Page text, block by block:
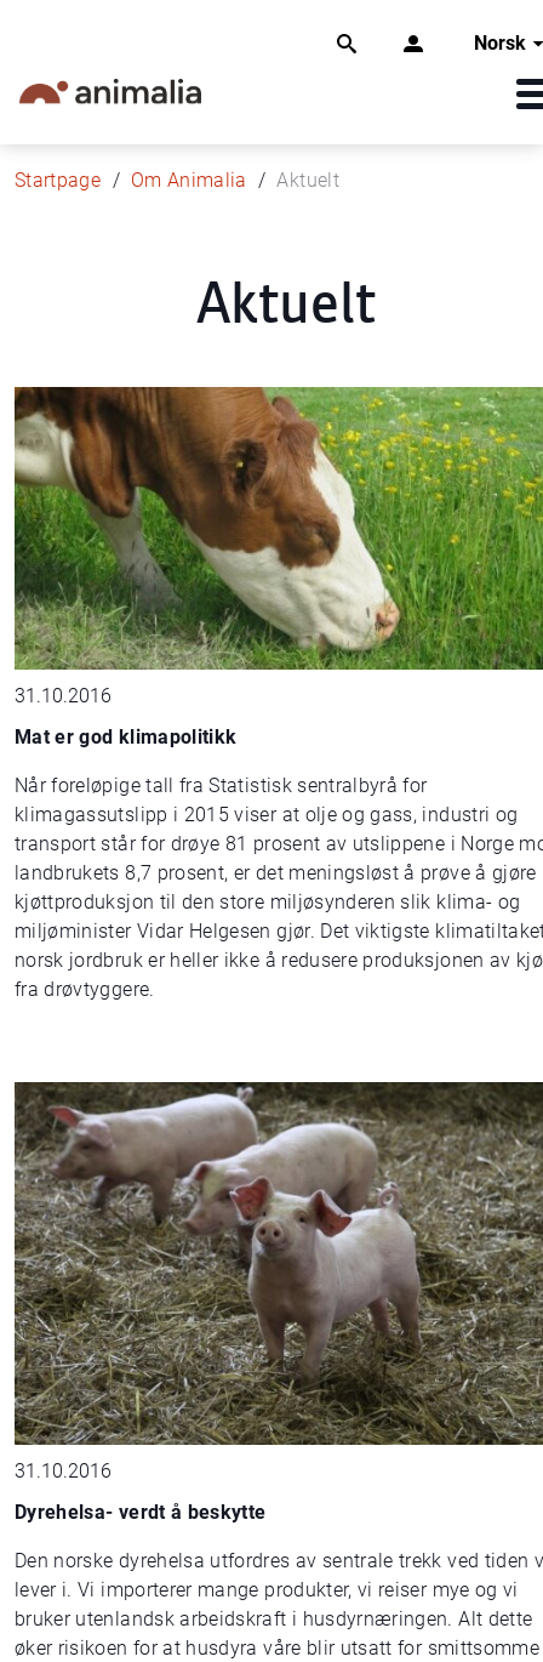
Norsk
Startpage Om Animalia Aktuelt
Aktuelt
31.10.2016
Mat er god klimapolitikk
Når foreløpige tall fra Statistisk sentralbyrå for
klimagassutslipp i 2015 viser at olje og gass, industri og
transport står for drøye 81 prosent av utslippene i Norge
landbrukets 8,7 prosent, er det meningsløst å prøve å gjøre
kjøttproduksjon til den store miljøsynderen slik klima- og
miljøminister Vidar Helgesen gjør. Det viktigste
norsk jordbruk er heller ikke å redusere produksjonen av
fra drøvtyggere.
31.10.2016
Dyrehelsa- verdt å beskytte
Den norske dyrehelsa utfordres av sentrale trekk ved tiden
lever i. Vi importerer mange produkter, vi reiser mye og vi
bruker utenlandsk arbeidskraft i husdyrnæringen. Alt dette
øker risikoen for at husdyra våre blir utsatt for smittsomme